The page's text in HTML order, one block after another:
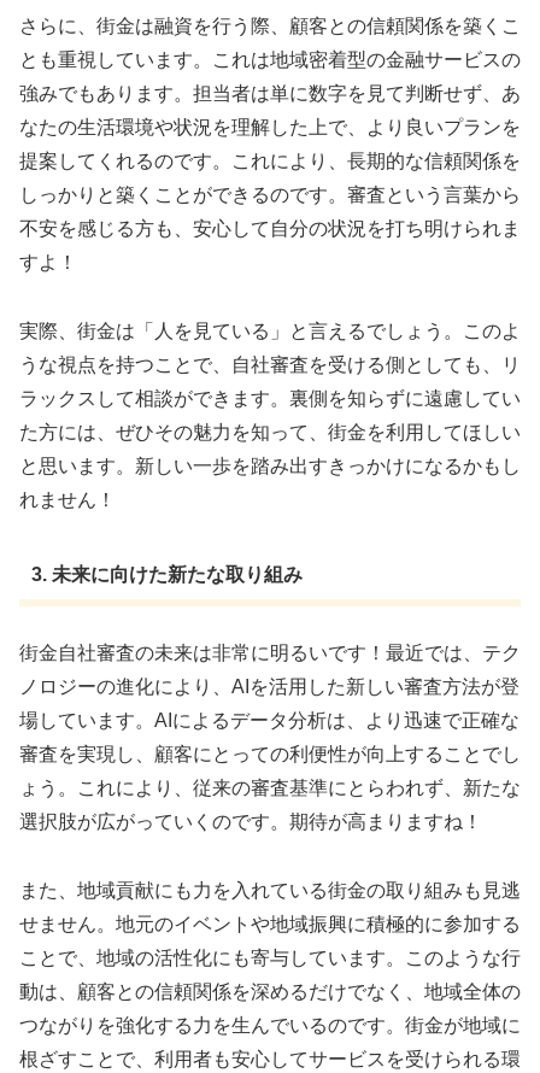
さらに、街金は融資を行う際、顧客との信頼関係を築くこ
とも重視しています。これは地域密着型の金融サービスの
強みでもあります。担当者は単に数字を見て判断せず、あ
なたの生活環境や状況を理解した上で、より良いプランを
提案してくれるのです。これにより、長期的な信頼関係を
しっかりと築くことができるのです。審査という言葉から
不安を感じる方も、安心して自分の状況を打ち明けられま
すよ！
実際、街金は「人を見ている」と言えるでしょう。このよ
うな視点を持つことで、自社審査を受ける側としても、リ
ラックスして相談ができます。裏側を知らずに遠慮してい
た方には、ぜひその魅力を知って、街金を利用してほしい
と思います。新しい一歩を踏み出すきっかけになるかもし
れません！
3. 未来に向けた新たな取り組み
街金自社審査の未来は非常に明るいです！最近では、テク
ノロジーの進化により、AIを活用した新しい審査方法が登
場しています。AIによるデータ分析は、より迅速で正確な
審査を実現し、顧客にとっての利便性が向上することでし
ょう。これにより、従来の審査基準にとらわれず、新たな
選択肢が広がっていくのです。期待が高まりますね！
また、地域貢献にも力を入れている街金の取り組みも見逃
せません。地元のイベントや地域振興に積極的に参加する
ことで、地域の活性化にも寄与しています。このような行
動は、顧客との信頼関係を深めるだけでなく、地域全体の
つながりを強化する力を生んでいるのです。街金が地域に
根ざすことで、利用者も安心してサービスを受けられる環